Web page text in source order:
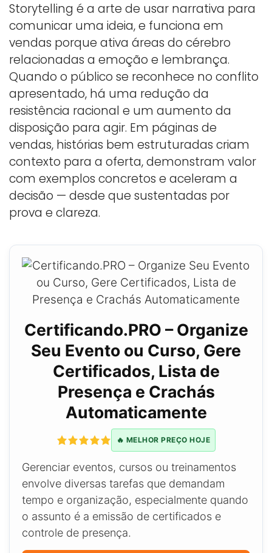
Storytelling é a arte de usar narrativa para
comunicar uma ideia, e funciona em
vendas porque ativa áreas do cérebro
relacionadas a emoção e lembrança.
Quando o público se reconhece no conflito
apresentado, há uma redução da
resistência racional e um aumento da
disposição para agir. Em páginas de
vendas, histórias bem estruturadas criam
contexto para a oferta, demonstram valor
com exemplos concretos e aceleram a
decisão — desde que sustentadas por
prova e clareza.
Certificando.PRO – Organize
Seu Evento ou Curso, Gere
Certificados, Lista de
Presença e Crachás
Automaticamente
🔥 MELHOR PREÇO HOJE
Gerenciar eventos, cursos ou treinamentos
envolve diversas tarefas que demandam
tempo e organização, especialmente quando
o assunto é a emissão de certificados e
controle de presença.